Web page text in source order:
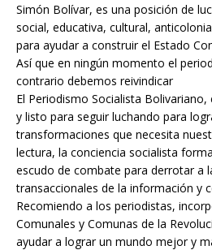
Simón Bolívar, es una posición de
social, educativa, cultural,
para ayudar a construir el Estado
Así que en ningún momento el
contrario debemos reivindicar
El Periodismo Socialista
y listo para seguir luchando para
transformaciones que necesita
lectura, la conciencia socialista
escudo de combate para derrotar a
transaccionales de la información y
Recomiendo a los periodistas,
Comunales y Comunas de la
ayudar a lograr un mundo mejor y